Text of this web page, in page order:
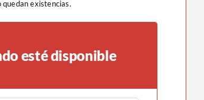
existencias.
esté disponible